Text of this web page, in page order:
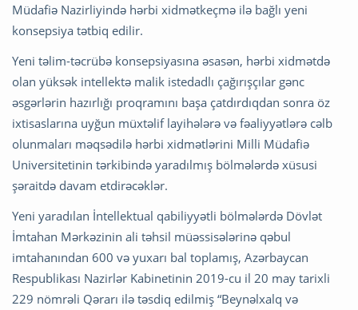
Müdafiə Nazirliyində hərbi xidmətkeçmə ilə bağlı yeni
konsepsiya tətbiq edilir.
Yeni təlim-təcrübə konsepsiyasına əsasən, hərbi xidmətdə
olan yüksək intellektə malik istedadlı çağırışçılar gənc
əsgərlərin hazırlığı proqramını başa çatdırdıqdan sonra öz
ixtisaslarına uyğun müxtəlif layihələrə və fəaliyyətlərə cəlb
olunmaları məqsədilə hərbi xidmətlərini Milli Müdafiə
Universitetinin tərkibində yaradılmış bölmələrdə xüsusi
şəraitdə davam etdirəcəklər.
Yeni yaradılan İntellektual qabiliyyətli bölmələrdə Dövlət
İmtahan Mərkəzinin ali təhsil müəssisələrinə qəbul
imtahanından 600 və yuxarı bal toplamış, Azərbaycan
Respublikası Nazirlər Kabinetinin 2019-cu il 20 may tarixli
229 nömrəli Qərarı ilə təsdiq edilmiş “Beynəlxalq və